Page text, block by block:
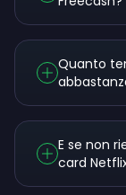
Quanto
E se non
card